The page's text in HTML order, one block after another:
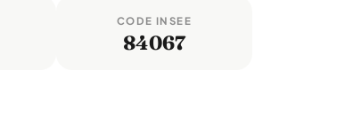
CODE INSEE
84067